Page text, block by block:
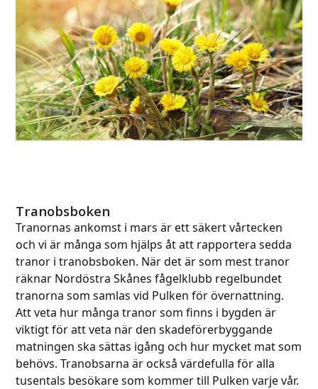
Tranobsboken
Tranornas ankomst i mars är ett säkert vårtecken
och vi är många som hjälps åt att rapportera sedda
tranor i tranobsboken. När det är som mest tranor
räknar Nordöstra Skånes fågelklubb regelbundet
tranorna som samlas vid Pulken för övernattning.
Att veta hur många tranor som finns i bygden är
viktigt för att veta när den skadeförerbyggande
matningen ska sättas igång och hur mycket mat som
behövs. Tranobsarna är också värdefulla för alla
tusentals besökare som kommer till Pulken varje vår.